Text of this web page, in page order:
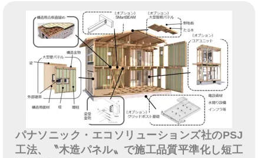
パナソニック・エコソリューションズ社のPSJ
工法、〝木造パネル〟で施工品質平準化し短工